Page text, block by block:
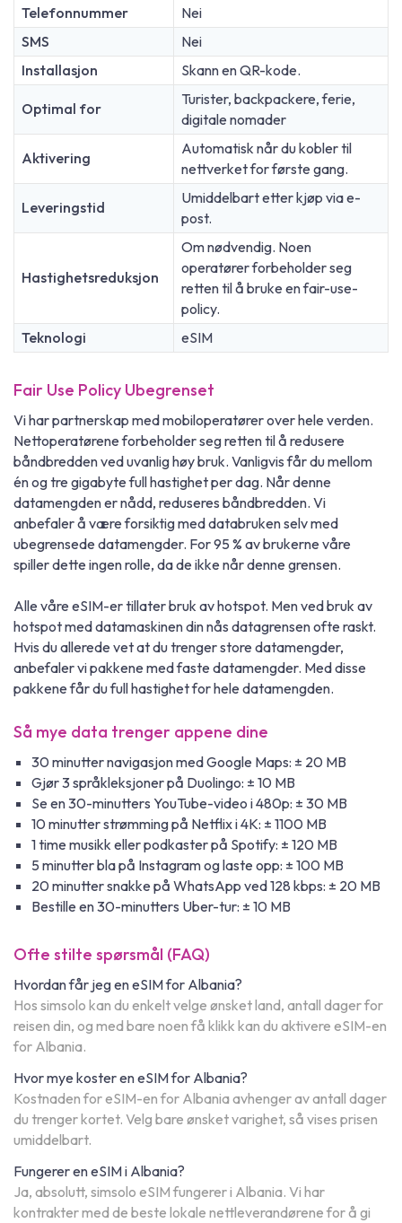
Telefonnummer
Nei
SMS
Nei
Installasjon
Skann en QR-kode.
Optimal for
Turister, backpackere, ferie,
digitale nomader
Aktivering
Automatisk når du kobler til
nettverket for første gang.
Leveringstid
Umiddelbart etter kjøp via e-
post.
Hastighetsreduksjon
Om nødvendig. Noen
operatører forbeholder seg
retten til å bruke en fair-use-
policy.
Teknologi
eSIM
Fair Use Policy Ubegrenset
Vi har partnerskap med mobiloperatører over hele verden.
Nettoperatørene forbeholder seg retten til å redusere
båndbredden ved uvanlig høy bruk. Vanligvis får du mellom
én og tre gigabyte full hastighet per dag. Når denne
datamengden er nådd, reduseres båndbredden. Vi
anbefaler å være forsiktig med databruken selv med
ubegrensede datamengder. For 95 % av brukerne våre
spiller dette ingen rolle, da de ikke når denne grensen.
Alle våre eSIM-er tillater bruk av hotspot. Men ved bruk av
hotspot med datamaskinen din nås datagrensen ofte raskt.
Hvis du allerede vet at du trenger store datamengder,
anbefaler vi pakkene med faste datamengder. Med disse
pakkene får du full hastighet for hele datamengden.
Så mye data trenger appene dine
30 minutter navigasjon med Google Maps: ± 20 MB
Gjør 3 språkleksjoner på Duolingo: ± 10 MB
Se en 30-minutters YouTube-video i 480p: ± 30 MB
10 minutter strømming på Netflix i 4K: ± 1100 MB
1 time musikk eller podkaster på Spotify: ± 120 MB
5 minutter bla på Instagram og laste opp: ± 100 MB
20 minutter snakke på WhatsApp ved 128 kbps: ± 20 MB
Bestille en 30-minutters Uber-tur: ± 10 MB
Ofte stilte spørsmål (FAQ)
Hvordan får jeg en eSIM for Albania?
Hos simsolo kan du enkelt velge ønsket land, antall dager for
reisen din, og med bare noen få klikk kan du aktivere eSIM-en
for Albania.
Hvor mye koster en eSIM for Albania?
Kostnaden for eSIM-en for Albania avhenger av antall dager
du trenger kortet. Velg bare ønsket varighet, så vises prisen
umiddelbart.
Fungerer en eSIM i Albania?
Ja, absolutt, simsolo eSIM fungerer i Albania. Vi har
kontrakter med de beste lokale nettleverandørene for å gi